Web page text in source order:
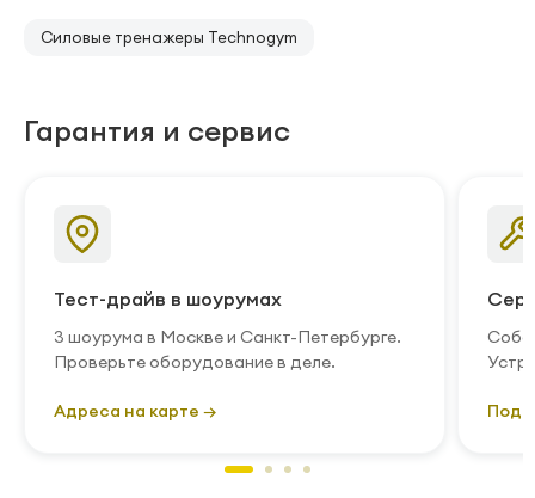
Силовые тренажеры Technogym
Гарантия и сервис
Тест-драйв в шоурумах
3 шоурума в Москве и Санкт-Петербурге.
Проверьте оборудование в деле.
Адреса на карте →